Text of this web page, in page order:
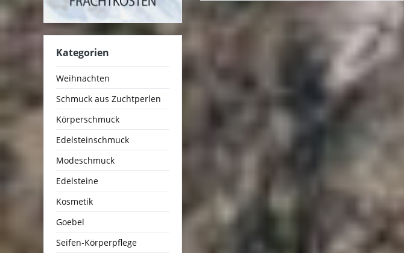
Kategorien
Weihnachten
Schmuck aus Zuchtperlen
Körperschmuck
Edelsteinschmuck
Modeschmuck
Edelsteine
Kosmetik
Goebel
Seifen-Körperpflege